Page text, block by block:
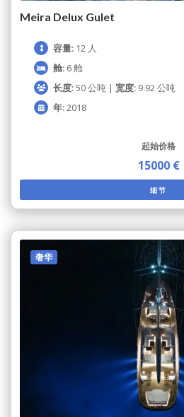
Meira Delux Gulet
容量: 12 人
舱: 6 舱
长度:50 公吨 | 宽度: 9.92 公吨
年:2018
起始价格
15000 €
细节
奢华